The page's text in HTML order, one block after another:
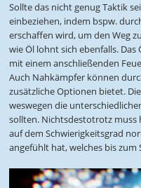
Sollte das nicht genug Taktik
einbeziehen, indem bspw.
erschaffen wird, um den Weg
wie Öl lohnt sich ebenfalls.
mit einem anschließenden
Auch Nahkämpfer können
zusätzliche Optionen bietet.
weswegen die
sollten. Nichtsdestotrotz muss
auf dem Schwierigkeitsgrad
angefühlt hat, welches bis